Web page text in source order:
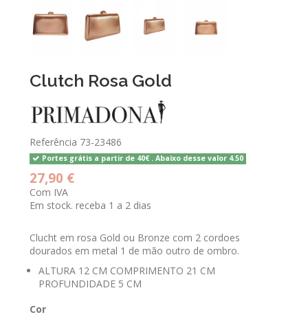
Clutch Rosa Gold
Referência 73-23486
Portes grátis a partir de 40€ . Abaixo desse valor 4.50
27,90 €
Com IVA
Em stock. receba 1 a 2 dias
Clucht em rosa Gold ou Bronze com 2 cordoes
dourados em metal 1 de mão outro de ombro.
ALTURA 12 CM COMPRIMENTO 21 CM
PROFUNDIDADE 5 CM
Cor